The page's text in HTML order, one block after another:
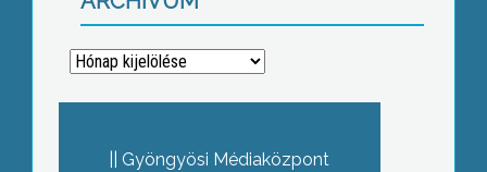
Archívum
Gyöngyösi Médiaközpont